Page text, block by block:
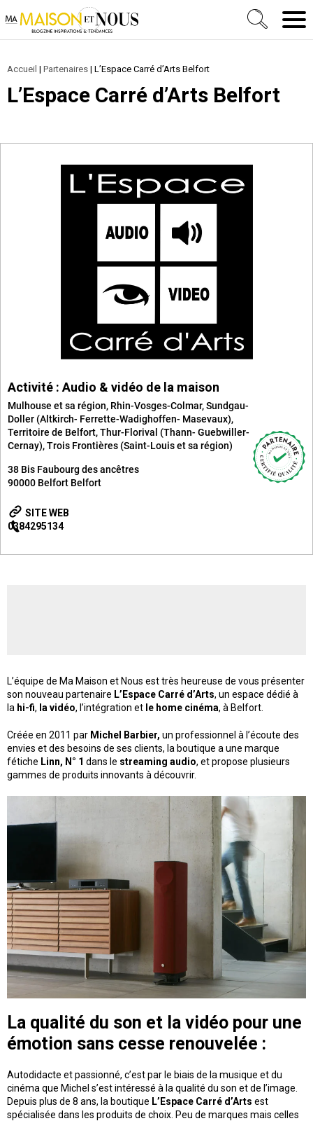
Ma Maison et Nous Construction, rénovation &
Accueil | Partenaires | L’Espace Carré d’Arts Belfort
L’Espace Carré d’Arts Belfort
Activité : Audio & vidéo de la maison
Mulhouse et sa région, Rhin-Vosges-Colmar,Sundgau-
Doller (Altkirch- Ferrette-Wadighoffen- Masevaux),
Territoire de Belfort,Thur-Florival (Thann- Guebwiller-
Cernay),Trois Frontières (Saint-Louis et sa région)
38 Bis Faubourg des ancêtres
90000 Belfort Belfort
SITE WEB
0384295134
L’équipe de Ma Maison et Nous est très heureuse de vous présenter
son nouveau partenaire L’Espace Carré d’Arts, un espace dédié à
la hi-fi, la vidéo, l’intégration et le home cinéma, à Belfort.
Créée en 2011 par Michel Barbier, un professionnel à l’écoute des
envies et des besoins de ses clients, la boutique a une marque
fétiche Linn, N° 1 dans le streaming audio, et propose plusieurs
gammes de produits innovants à découvrir.
La qualité du son et la vidéo pour une
émotion sans cesse renouvelée :
Autodidacte et passionné, c’est par le biais de la musique et du
cinéma que Michel s’est intéressé à la qualité du son et de l’image.
Depuis plus de 8 ans, la boutique L’Espace Carré d’Arts est
spécialisée dans les produits de choix. Peu de marques mais celles